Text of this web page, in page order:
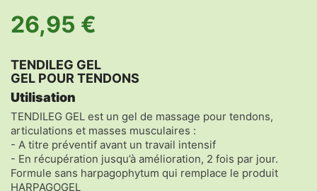
26,95 €
TENDILEG GEL
GEL POUR TENDONS
Utilisation
TENDILEG GEL est un gel de massage pour tendons,
articulations et masses musculaires :
- A titre préventif avant un travail intensif
- En récupération jusqu’à amélioration, 2 fois par jour.
Formule sans harpagophytum qui remplace le produit
HARPAGOGEL